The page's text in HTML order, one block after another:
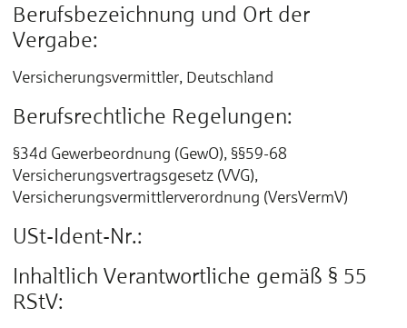
Berufsbezeichnung und Ort der
Vergabe:
Versicherungsvermittler, Deutschland
Berufsrechtliche Regelungen:
§34d Gewerbeordnung (GewO), §§59-68
Versicherungsvertragsgesetz (VVG),
Versicherungsvermittlerverordnung (VersVermV)
USt-Ident-Nr.:
Inhaltlich Verantwortliche gemäß § 55
RStV: